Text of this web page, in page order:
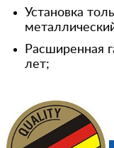
Установка
Расширенная
лет;